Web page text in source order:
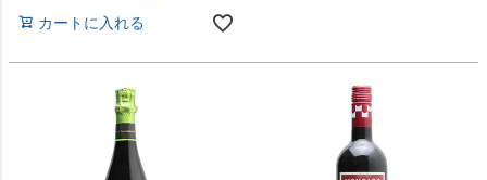
カートに入れる